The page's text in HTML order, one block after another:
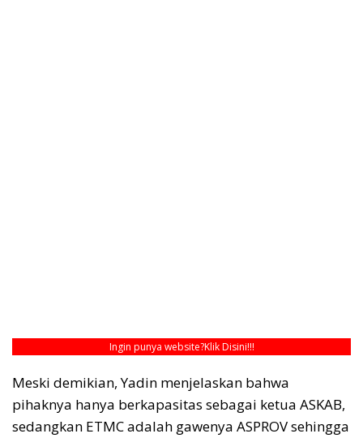
Ingin punya website?Klik Disini!!!
Meski demikian, Yadin menjelaskan bahwa
pihaknya hanya berkapasitas sebagai ketua ASKAB,
sedangkan ETMC adalah gawenya ASPROV sehingga